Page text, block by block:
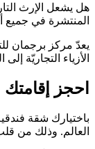
هل يشعل الإرث
المنتشرة في جميع
يعدّ مركز برجمان
الأزياء التجاريّة
احجز
باختيارك شقة
العالم. وذلك من